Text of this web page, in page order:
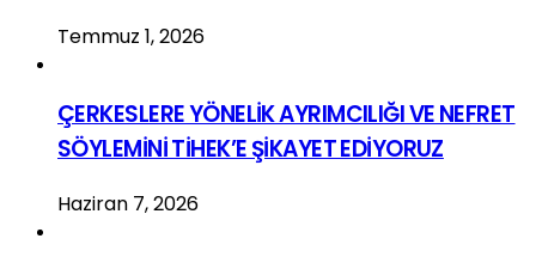
Temmuz 1, 2026
ÇERKESLERE YÖNELİK AYRIMCILIĞI VE NEFRET
SÖYLEMİNİ TİHEK’E ŞİKAYET EDİYORUZ
Haziran 7, 2026